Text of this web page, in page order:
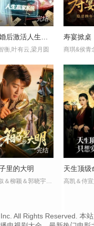
完结
离婚后激活人生赢家系统
衡,叶有云,梁月圆 商琪&侯青
完结
里的大明
韩叙＆柳颖＆郭晓宇＆王俊华 高凯＆侍
All Rights Reserved. 本